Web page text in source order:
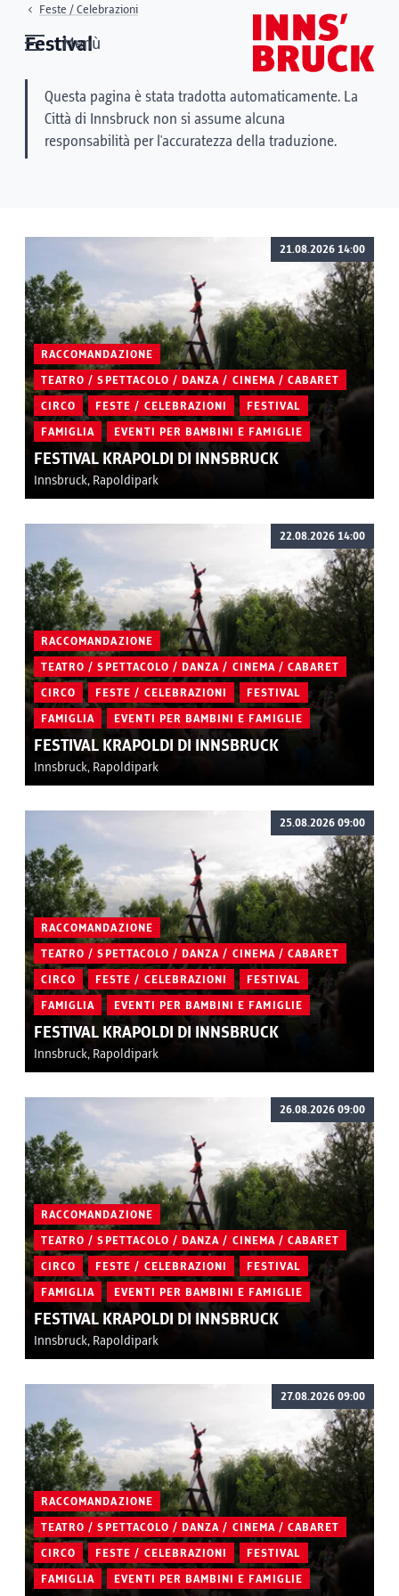
Menù
Feste / Celebrazioni
Festival
Questa pagina è stata tradotta automaticamente. La
Città di Innsbruck non si assume alcuna
responsabilità per l'accuratezza della traduzione.
RACCOMANDAZIONE
TEATRO / SPETTACOLO / DANZA / CINEMA / CABARET
CIRCO FESTE / CELEBRAZIONI FESTIVAL
FAMIGLIA EVENTI PER BAMBINI E FAMIGLIE
FESTIVAL KRAPOLDI DI INNSBRUCK
Innsbruck, Rapoldipark
21.08.2026 14:00
RACCOMANDAZIONE
TEATRO / SPETTACOLO / DANZA / CINEMA / CABARET
CIRCO FESTE / CELEBRAZIONI FESTIVAL
FAMIGLIA EVENTI PER BAMBINI E FAMIGLIE
FESTIVAL KRAPOLDI DI INNSBRUCK
Innsbruck, Rapoldipark
22.08.2026 14:00
RACCOMANDAZIONE
TEATRO / SPETTACOLO / DANZA / CINEMA / CABARET
CIRCO FESTE / CELEBRAZIONI FESTIVAL
FAMIGLIA EVENTI PER BAMBINI E FAMIGLIE
FESTIVAL KRAPOLDI DI INNSBRUCK
Innsbruck, Rapoldipark
25.08.2026 09:00
RACCOMANDAZIONE
TEATRO / SPETTACOLO / DANZA / CINEMA / CABARET
CIRCO FESTE / CELEBRAZIONI FESTIVAL
FAMIGLIA EVENTI PER BAMBINI E FAMIGLIE
FESTIVAL KRAPOLDI DI INNSBRUCK
Innsbruck, Rapoldipark
26.08.2026 09:00
RACCOMANDAZIONE
TEATRO / SPETTACOLO / DANZA / CINEMA / CABARET
CIRCO FESTE / CELEBRAZIONI FESTIVAL
FAMIGLIA EVENTI PER BAMBINI E FAMIGLIE
27.08.2026 09:00